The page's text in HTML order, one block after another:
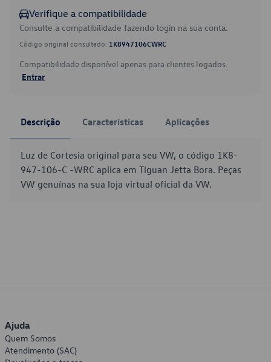
Verifique a compatibilidade
Consulte a compatibilidade fazendo login na sua conta.
Código original consultado: 1K8947106CWRC
Compatibilidade disponível apenas para clientes logados.
Entrar
Descrição Características Aplicações
Luz de Cortesia original para seu VW, o código 1K8-
947-106-C -WRC aplica em Tiguan Jetta Bora. Peças
VW genuínas na sua loja virtual oficial da VW.
Ajuda
Quem Somos
Atendimento (SAC)